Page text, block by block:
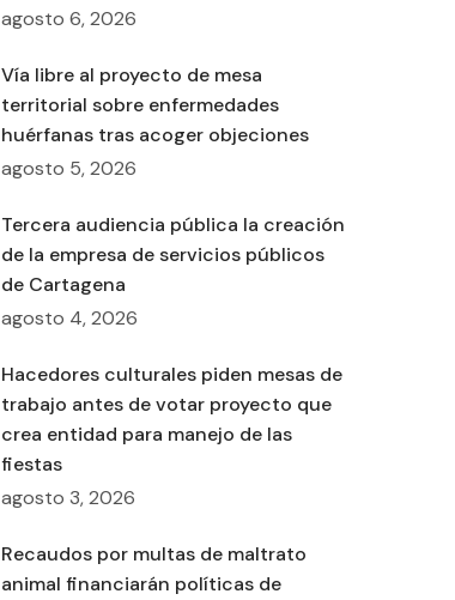
agosto 6, 2026
Vía libre al proyecto de mesa
territorial sobre enfermedades
huérfanas tras acoger objeciones
agosto 5, 2026
Tercera audiencia pública la creación
de la empresa de servicios públicos
de Cartagena
agosto 4, 2026
Hacedores culturales piden mesas de
trabajo antes de votar proyecto que
crea entidad para manejo de las
fiestas
agosto 3, 2026
Recaudos por multas de maltrato
animal financiarán políticas de